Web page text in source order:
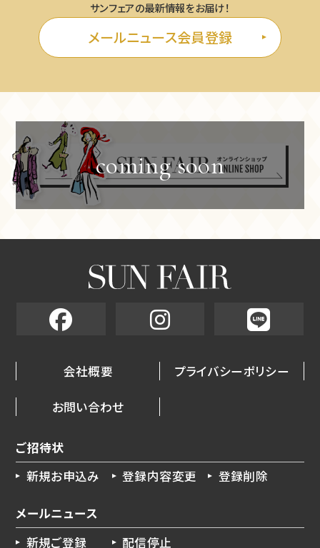
サンフェアの最新情報をお届け！
メールニュース会員登録
会社概要 プライバシーポリシー
お問い合わせ
ご招待状
新規お申込み
登録内容変更 登録削除
メールニュース
新規ご登録
配信停止